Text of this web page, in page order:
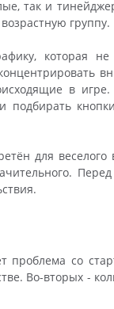
так и
группу.
которая не
в
подбирать
для
проблема со
Во-вторых -